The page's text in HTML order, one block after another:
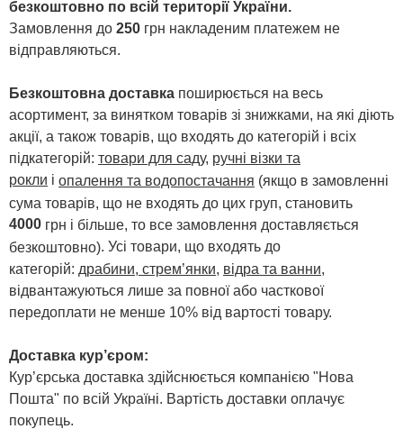
безкоштовно по всій території України.
Замовлення до 250 грн накладеним платежем не
відправляються.
Безкоштовна доставка поширюється на весь
асортимент, за винятком товарів зі знижками, на які діють
акції, а також товарів, що входять до категорій і всіх
підкатегорій: товари для саду, ручні візки та
рокли і опалення та водопостачання (якщо в замовленні
сума товарів, що не входять до цих груп, становить
4000 грн і більше, то все замовлення доставляється
безкоштовно). Усі товари, що входять до
категорій: драбини, стрем’янки, відра та ванни,
відвантажуються лише за повної або часткової
передоплати не менше 10% від вартості товару.
Доставка кур’єром:
Кур’єрська доставка здійснюється компанією "Нова
Пошта" по всій Україні. Вартість доставки оплачує
покупець.